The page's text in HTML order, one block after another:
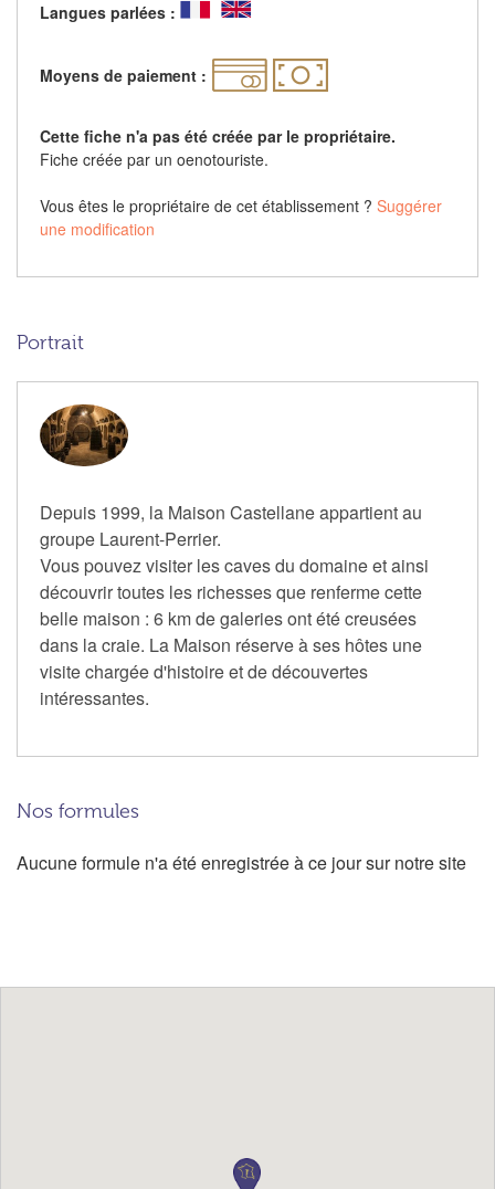
Langues parlées :
Moyens de paiement :
Cette fiche n'a pas été créée par le propriétaire.
Fiche créée par un oenotouriste.
Vous êtes le propriétaire de cet établissement ? Suggérer
une modification
Portrait
Depuis 1999, la Maison Castellane appartient au
groupe Laurent-Perrier.
Vous pouvez visiter les caves du domaine et ainsi
découvrir toutes les richesses que renferme cette
belle maison : 6 km de galeries ont été creusées
dans la craie. La Maison réserve à ses hôtes une
visite chargée d'histoire et de découvertes
intéressantes.
Nos formules
Aucune formule n'a été enregistrée à ce jour sur notre site